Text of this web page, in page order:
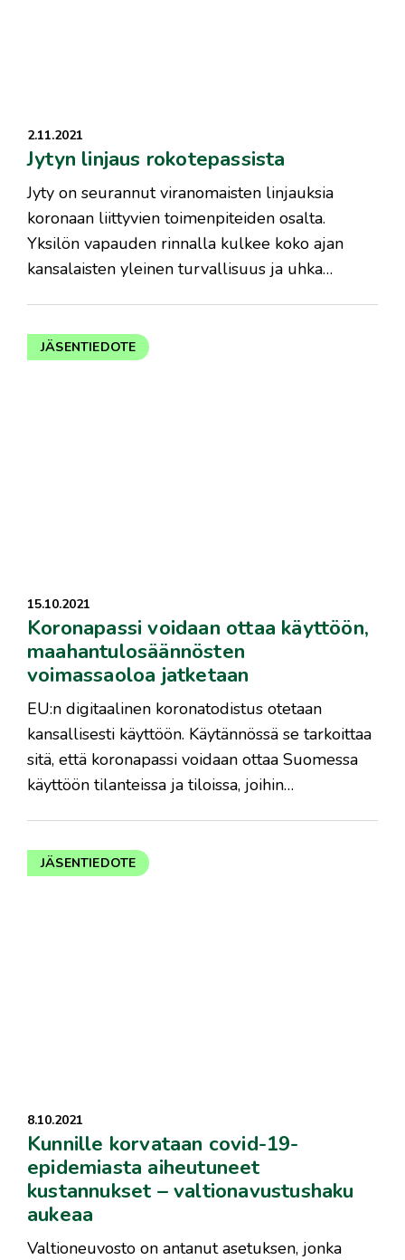
2.11.2021
Jytyn linjaus rokotepassista
​Jyty on seurannut viranomaisten linjauksia
koronaan liittyvien toimenpiteiden osalta.
Yksilön vapauden rinnalla kulkee koko ajan
kansalaisten yleinen turvallisuus ja uhka…
JÄSENTIEDOTE
15.10.2021
Koronapassi voidaan ottaa käyttöön,
maahantulosäännösten
voimassaoloa jatketaan
EU:n digitaalinen koronatodistus otetaan
kansallisesti käyttöön. Käytännössä se tarkoittaa
sitä, että koronapassi voidaan ottaa Suomessa
käyttöön tilanteissa ja tiloissa, joihin…
JÄSENTIEDOTE
8.10.2021
Kunnille korvataan covid-19-
epidemiasta aiheutuneet
kustannukset – valtionavustushaku
aukeaa
Valtioneuvosto on antanut asetuksen, jonka